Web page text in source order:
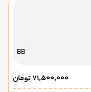
BB
۷۱٬۵۰۰٬۰۰۰ تومان